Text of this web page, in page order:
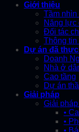
Giới thiệu
Tầm nhìn
Năng lực
Đối tác
Thông tin
Dự án đã
Doanh
Nhà ở
Cao tầng
Dự án
Giải pháp
Giải
•
•